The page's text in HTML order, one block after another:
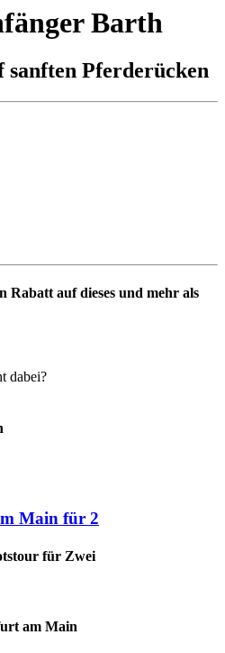
Barth
Pferderücken
Rabatt auf dieses und mehr als
dabei?
Main für 2
für Zwei
am Main